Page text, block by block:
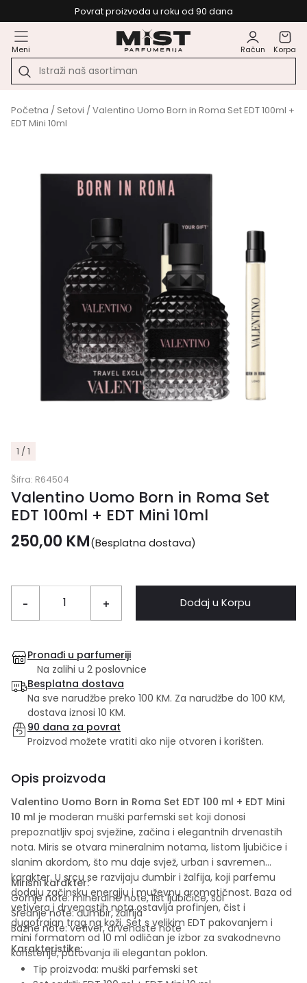
Povrat proizvoda u roku od 90 dana
Meni Račun Korpa
Početna / Setovi / Valentino Uomo Born in Roma Set EDT 100ml +
EDT Mini 10ml
1 / 1
Šifra: R64504
Valentino Uomo Born in Roma Set
EDT 100ml + EDT Mini 10ml
250,00 KM(Besplatna dostava)
- + Dodaj u Korpu
Pronađi u parfumeriji
Na zalihi u 2 poslovnice
Besplatna dostava
Na sve narudžbe preko 100 KM. Za narudžbe do 100 KM,
dostava iznosi 10 KM.
90 dana za povrat
Proizvod možete vratiti ako nije otvoren i korišten.
Opis proizvoda
Valentino Uomo Born in Roma Set EDT 100 ml + EDT Mini
10 ml je moderan muški parfemski set koji donosi
prepoznatljiv spoj svježine, začina i elegantnih drvenastih
nota. Miris se otvara mineralnim notama, listom ljubičice i
slanim akordom, što mu daje svjež, urban i savremen
karakter. U srcu se razvijaju đumbir i žalfija, koji parfemu
dodaju začinsku energiju i muževnu aromatičnost. Baza od
vetivera i drvenastih nota ostavlja profinjen, čist i
dugotrajan trag na koži. Set s velikim EDT pakovanjem i
mini formatom od 10 ml odličan je izbor za svakodnevno
korištenje, putovanja ili elegantan poklon.
Mirisni karakter:
Gornje note: mineralne note, list ljubičice, sol
Srednje note: đumbir, žalfija
Bazne note: vetiver, drvenaste note
Karakteristike:
Tip proizvoda: muški parfemski set